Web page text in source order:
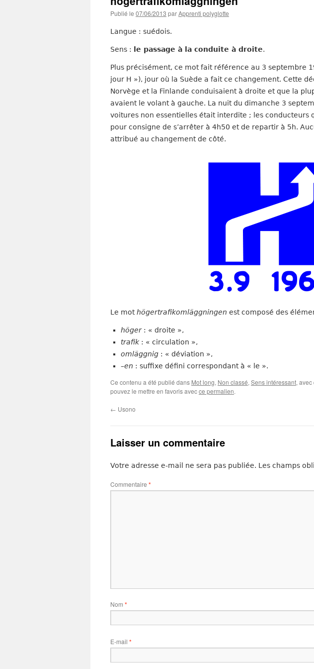
Publié le 07/06/2013 parApprenti polyglotte
Langue : suédois.
Sens : le passage à la conduite à droite.
Plus précisément, ce mot fait référence au 3 septembre
jour H »), jour où la Suède a fait ce changement. Cette
Norvège et la Finlande conduisaient à droite et que la
avaient le volant à gauche. La nuit du dimanche 3
voitures non essentielles était interdite ; les conducteurs
pour consigne de s’arrêter à 4h50 et de repartir à 5h.
attribué au changement de côté.
Le mothögertrafikomläggningen est composé des
höger: « droite »,
trafik: « circulation »,
omläggnig : « déviation »,
–en : suffixe défini correspondant à « le ».
Ce contenu a été publié dans Mot long, Non classé, Sens intéressant, avec
pouvez le mettre en favoris avecce permalien.
← Usono
Laisser un commentaire
Votre adresse e-mail ne sera pas publiée. Les champs
Commentaire *
Nom *
E-mail *